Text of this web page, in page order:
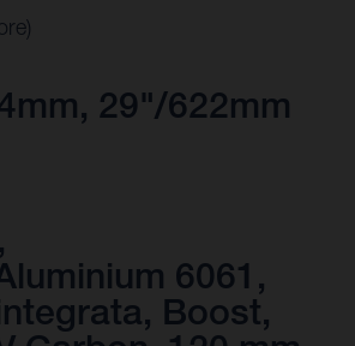
29"/622mm
6061,
Boost,